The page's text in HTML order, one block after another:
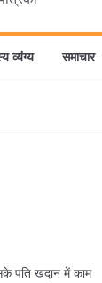
व्यंग्य समाचार
पति खदान में काम